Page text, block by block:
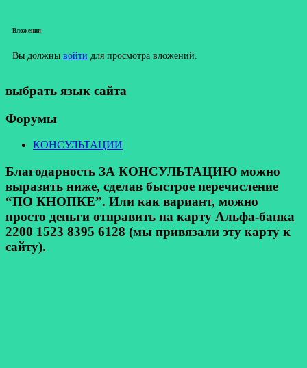
Вложения:
Вы должны войти для просмотра вложений.
выбрать язык сайта
Форумы
КОНСУЛЬТАЦИИ
Благодарность ЗА КОНСУЛЬТАЦИЮ можно
выразить ниже, сделав быстрое перечисление
“ПО КНОПКЕ”. Или как вариант, можно
просто деньги отправить на карту Альфа-банка
2200 1523 8395 6128 (мы привязали эту карту к
сайту).